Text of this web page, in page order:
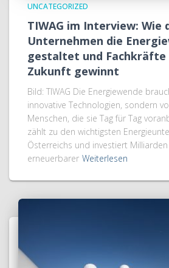
UNCATEGORIZED
TIWAG im Interview: Wie
Unternehmen die
gestaltet und Fachkräfte
Zukunft gewinnt
Bild: TIWAG Die Energiewende
innovative Technologien, sondern
Menschen, die sie Tag für Tag
zählt zu den wichtigsten
Österreichs und investiert
erneuerbarer Weiterlesen